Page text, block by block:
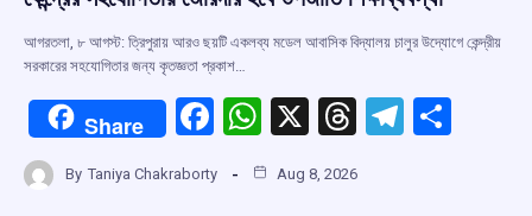
আগরতলা, ৮ আগস্ট: ত্রিপুরায় আরও ছয়টি একলব্য মডেল আবাসিক বিদ্যালয় চালুর উদ্যোগে কেন্দ্রীয়
সরকারের সহযোগিতার জন্য কৃতজ্ঞতা প্রকাশ…
Share
F
ce
W
h
at
X
T
e
T
By Taniya Chakraborty Aug 8, 2026